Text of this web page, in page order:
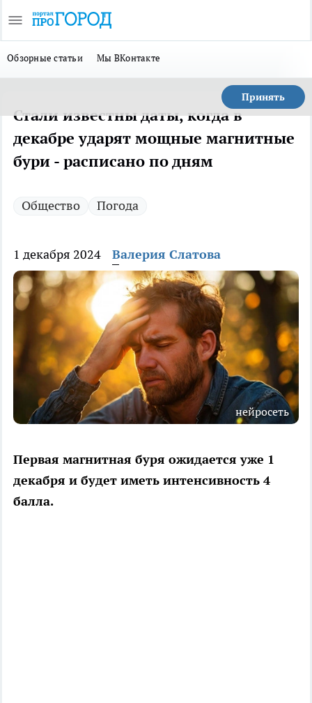
Обзорные статьи Мы ВКонтакте
Принять
Стали известны даты, когда в
декабре ударят мощные магнитные
бури - расписано по дням
Общество Погода
1 декабря 2024 Валерия Слатова
нейросеть
Первая магнитная буря ожидается уже 1
декабря и будет иметь интенсивность 4
балла.